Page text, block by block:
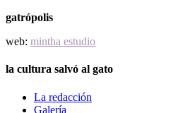
gatrópolis
web: mintha estudio
la cultura salvó al gato
La redacción
Galería